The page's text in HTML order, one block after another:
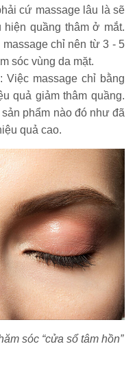
cứ massage lâu là sẽ
quầng thâm ở mắt.
chỉ nên từ 3 - 5
sóc vùng da mặt.
: Việc massage chỉ bằng
quả giảm thâm quầng.
phẩm nào đó như đã
quả cao.
sóc “cửa sổ tâm hồn”